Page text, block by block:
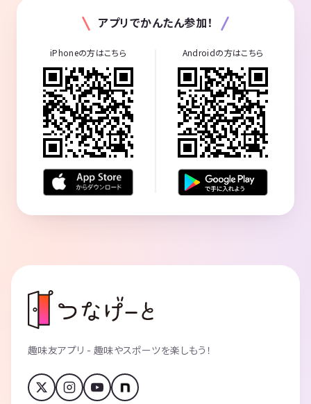
アプリでかんたん参加！
iPhoneの方はこちら Androidの方はこちら
趣味友アプリ - 趣味やスポーツを楽しもう！